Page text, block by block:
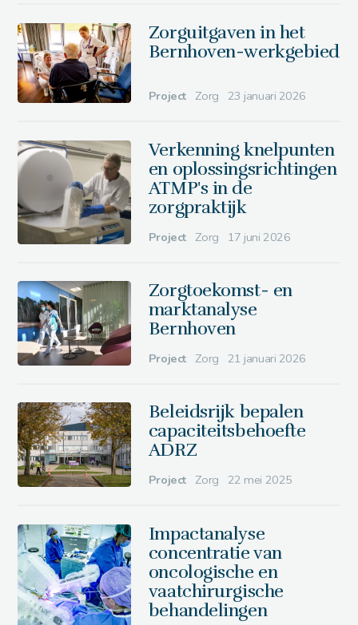
Zorguitgaven in het
Bernhoven-werkgebied
Project Zorg 23 januari 2026
Verkenning knelpunten
en oplossingsrichtingen
ATMP's in de
zorgpraktijk
Project Zorg 17 juni 2026
Zorgtoekomst- en
marktanalyse
Bernhoven
Project Zorg 21 januari 2026
Beleidsrijk bepalen
capaciteitsbehoefte
ADRZ
Project Zorg 22 mei 2025
Impactanalyse
concentratie van
oncologische en
vaatchirurgische
behandelingen